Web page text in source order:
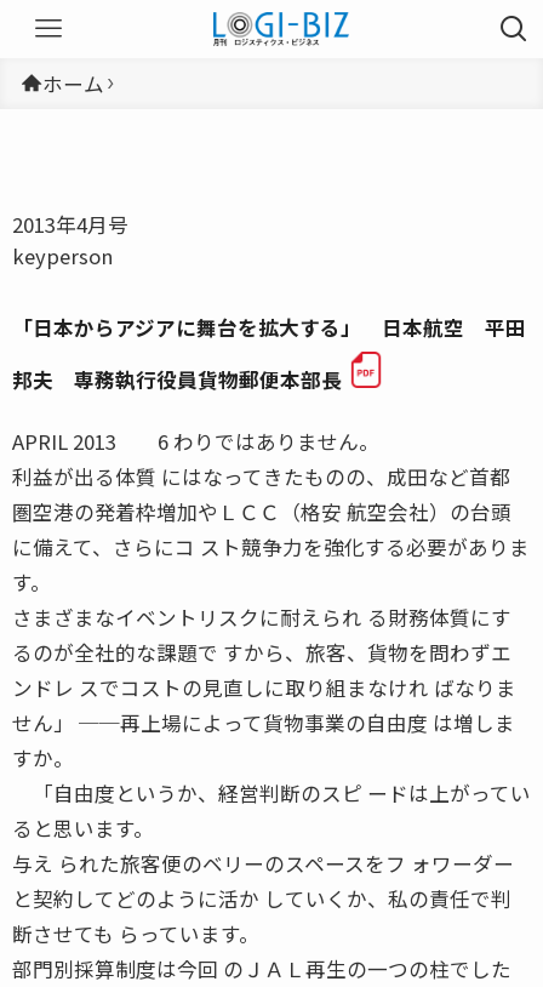
ホーム
2013年4月号
keyperson
「日本からアジアに舞台を拡大する」 日本航空 平田
邦夫 専務執行役員貨物郵便本部長
APRIL 2013 6 わりではありません。
利益が出る体質 にはなってきたものの、成田など首都
圏空港の発着枠増加やＬＣＣ（格安 航空会社）の台頭
に備えて、さらにコ スト競争力を強化する必要がありま
す。
さまざまなイベントリスクに耐えられ る財務体質にす
るのが全社的な課題で すから、旅客、貨物を問わずエ
ンドレ スでコストの見直しに取り組まなけれ ばなりま
せん」 ──再上場によって貨物事業の自由度 は増しま
すか。
「自由度というか、経営判断のスピ ードは上がってい
ると思います。
与え られた旅客便のベリーのスペースをフ ォワーダー
と契約してどのように活か していくか、私の責任で判
断させても らっています。
部門別採算制度は今回 のＪＡＬ再生の一つの柱でした